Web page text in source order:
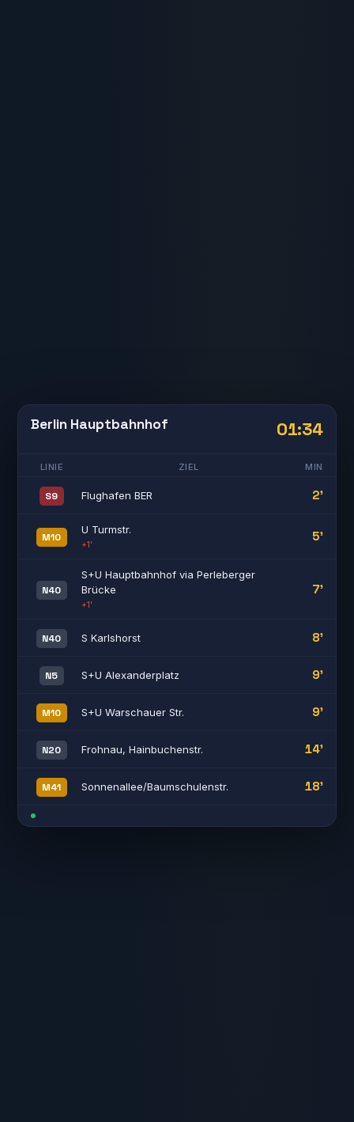
Berlin Hauptbahnhof 01:34
LINIE ZIEL MIN
S9 Flughafen BER 2'
M10
U Turmstr.
+1'
5'
N40
S+U Hauptbahnhof via Perleberger
Brücke
+1'
7'
N40 S Karlshorst 8'
N5 S+U Alexanderplatz 9'
M10 S+U Warschauer Str. 9'
N20 Frohnau, Hainbuchenstr. 14'
M41 Sonnenallee/Baumschulenstr. 18'